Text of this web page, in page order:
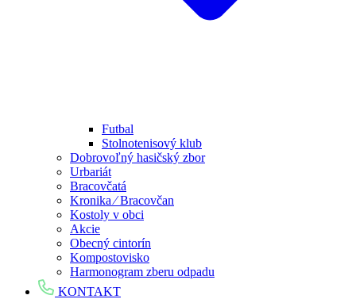
Futbal
Stolnotenisový klub
Dobrovoľný hasičský zbor
Urbariát
Bracovčatá
Kronika ⁄ Bracovčan
Kostoly v obci
Akcie
Obecný cintorín
Kompostovisko
Harmonogram zberu odpadu
KONTAKT